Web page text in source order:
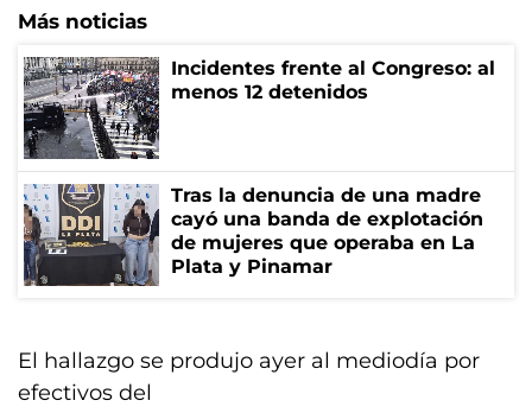
Más noticias
Incidentes frente al Congreso: al
menos 12 detenidos
Tras la denuncia de una madre
cayó una banda de explotación
de mujeres que operaba en La
Plata y Pinamar
El hallazgo se produjo ayer al mediodía por
efectivos del